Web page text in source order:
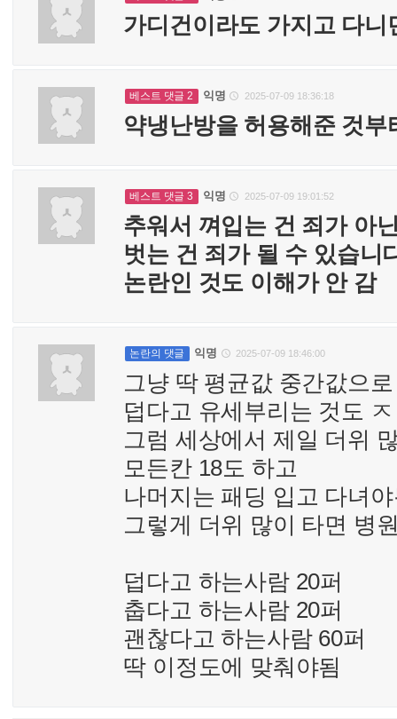
가디건이라도 가지고 다니
베스트 댓글 2 익명  2025-07-09 18:36:18
약냉난방을 허용해준 것부
베스트 댓글 3 익명  2025-07-09 19:01:52
추워서 껴입는 건 죄가 아
벗는 건 죄가 될 수 있습니
논란인 것도 이해가 안 감
논란의 댓글 익명  2025-07-09 18:46:00
그냥 딱 평균값 중간값으
덥다고 유세부리는 것도
그럼 세상에서 제일 더위
모든칸 18도 하고
나머지는 패딩 입고 다녀
그렇게 더위 많이 타면 병
덥다고 하는사람 20퍼
춥다고 하는사람 20퍼
괜찮다고 하는사람 60퍼
딱 이정도에 맞춰야됨